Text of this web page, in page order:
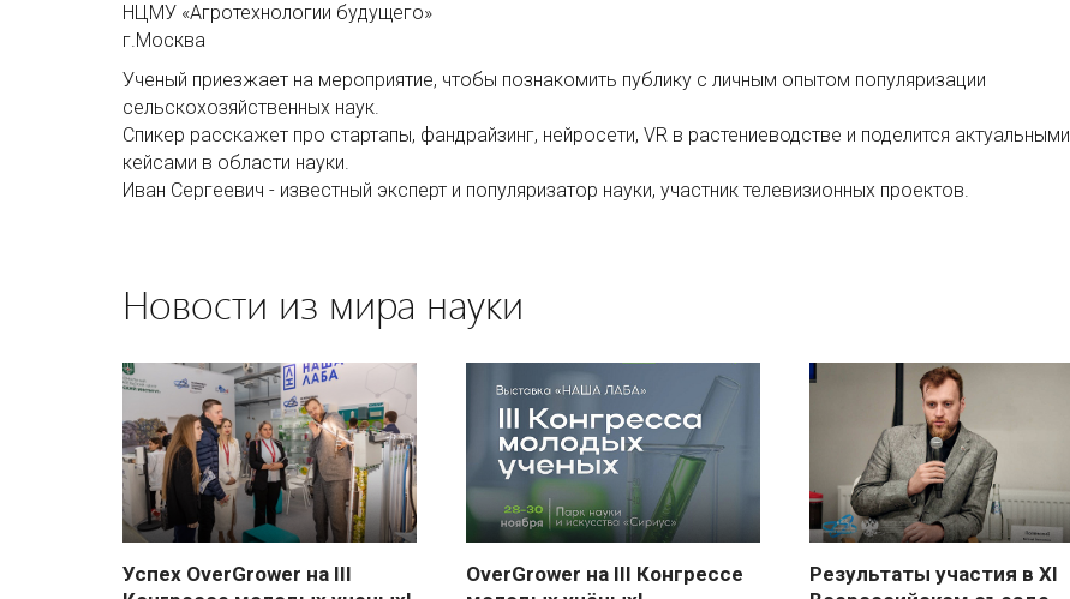
НЦМУ «Агротехнологии будущего»
г.Москва
Ученый приезжает на мероприятие, чтобы познакомить публику с личным опытом популяризации
сельскохозяйственных наук.
Спикер расскажет про стартапы, фандрайзинг, нейросети, VR в растениеводстве и поделится актуальными
кейсами в области науки.
Иван Сергеевич - известный эксперт и популяризатор науки, участник телевизионных проектов.
Новости из мира науки
Успех OverGrower на III
OverGrower на III Конгрессе
Результаты участия в XI